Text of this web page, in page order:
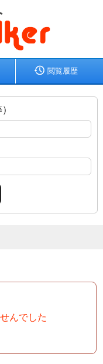
閲覧履歴
んでした